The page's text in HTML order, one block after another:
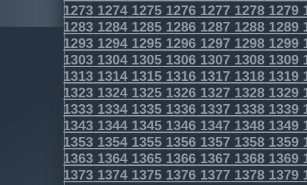
1273 1274 1275 1276 1277 1278 1279
1283 1284 1285 1286 1287 1288 1289
1293 1294 1295 1296 1297 1298 1299
1303 1304 1305 1306 1307 1308 1309
1313 1314 1315 1316 1317 1318 1319
1323 1324 1325 1326 1327 1328 1329
1333 1334 1335 1336 1337 1338 1339
1343 1344 1345 1346 1347 1348 1349
1353 1354 1355 1356 1357 1358 1359
1363 1364 1365 1366 1367 1368 1369
1373 1374 1375 1376 1377 1378 1379